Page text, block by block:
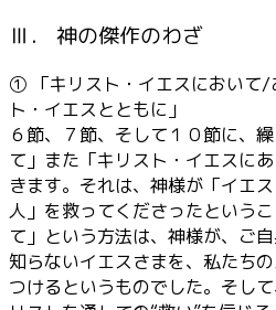
Ⅲ． 神の傑作のわざ
① 「キリスト・イエスにおいて/
ト・イエスとともに」
６節、７節、そして１０節に、
て」また「キリスト・イエスに
きます。それは、神様が「イエ
人」を救ってくださったという
て」という方法は、神様が、ご
知らないイエスさまを、私たち
つけるというものでした。そし